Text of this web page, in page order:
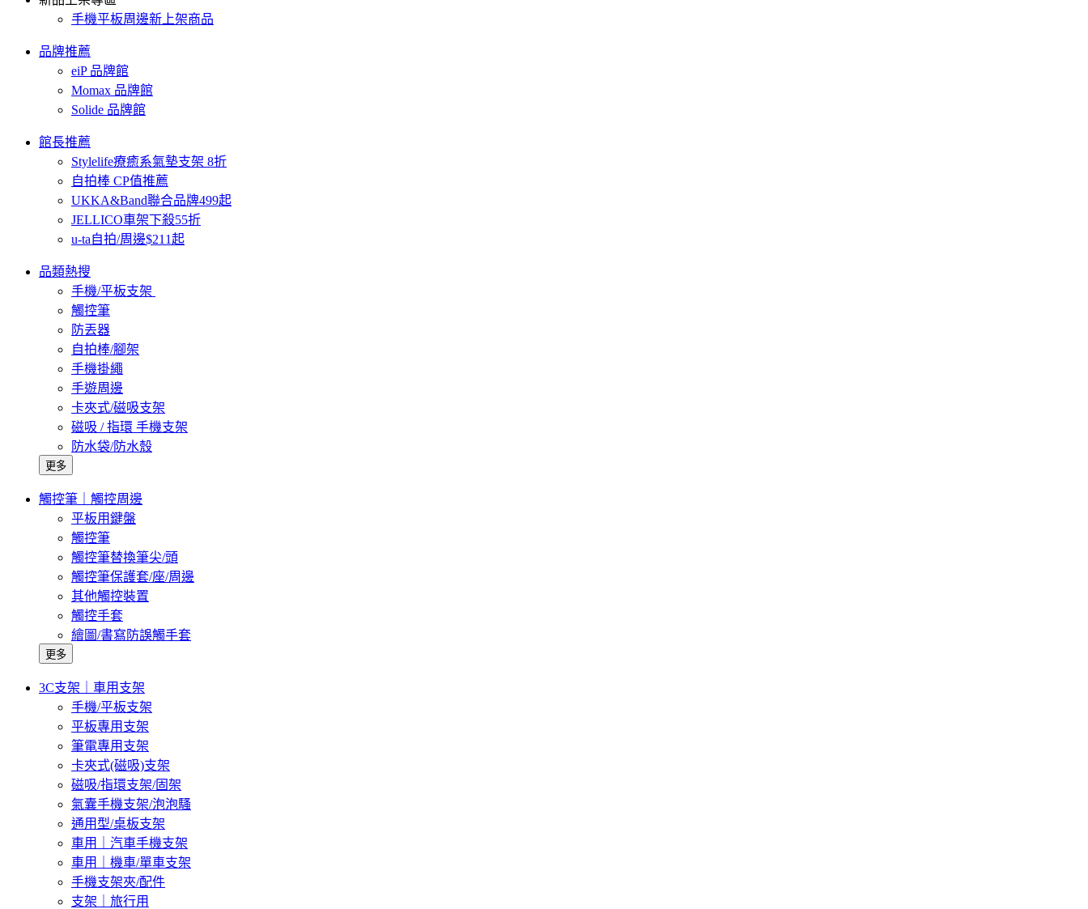
手機平板周邊新上架商品
品牌推薦
eiP 品牌館
Momax 品牌館
Solide 品牌館
館長推薦
Stylelife療癒系氣墊支架 8折
自拍棒 CP值推薦
UKKA&Band聯合品牌499起
JELLICO車架下殺55折
u-ta自拍/周邊$211起
品類熱搜
手機/平板支架
觸控筆
防丟器
自拍棒/腳架
手機掛繩
手遊周邊
卡夾式/磁吸支架
磁吸 / 指環 手機支架
防水袋/防水殼
更多
觸控筆｜觸控周邊
平板用鍵盤
觸控筆
觸控筆替換筆尖/頭
觸控筆保護套/座/周邊
其他觸控裝置
觸控手套
繪圖/書寫防誤觸手套
更多
3C支架｜車用支架
手機/平板支架
平板專用支架
筆電專用支架
卡夾式(磁吸)支架
磁吸/指環支架/固架
氣囊手機支架/泡泡騷
通用型/桌板支架
車用｜汽車手機支架
車用｜機車/單車支架
手機支架夾/配件
支架｜旅行用